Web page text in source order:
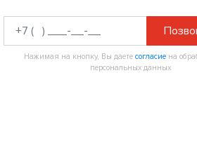
Нажимая на кнопку, Вы даете согласиена
персональных данных